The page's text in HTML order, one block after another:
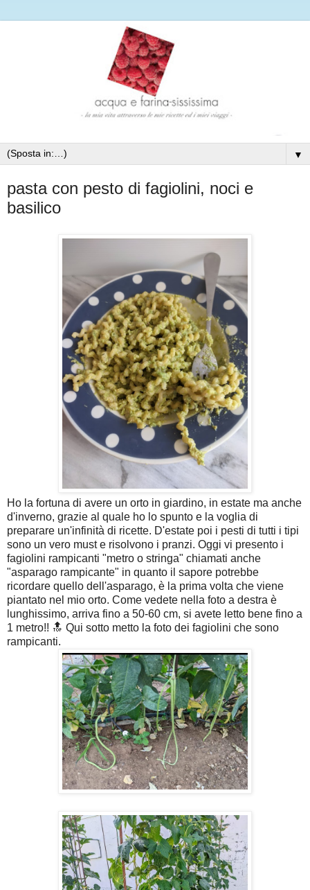
▼
pasta con pesto di fagiolini, noci e
basilico
Ho la fortuna di avere un orto in giardino, in estate ma anche
d'inverno, grazie al quale ho lo spunto e la voglia di
preparare un'infinità di ricette. D'estate poi i pesti di tutti i tipi
sono un vero must e risolvono i pranzi. Oggi vi presento i
fagiolini rampicanti "metro o stringa" chiamati anche
"asparago rampicante" in quanto il sapore potrebbe
ricordare quello dell'asparago, è la prima volta che viene
piantato nel mio orto. Come vedete nella foto a destra è
lunghissimo, arriva fino a 50-60 cm, si avete letto bene fino a
1 metro!! 🔝 Qui sotto metto la foto dei fagiolini che sono
rampicanti.